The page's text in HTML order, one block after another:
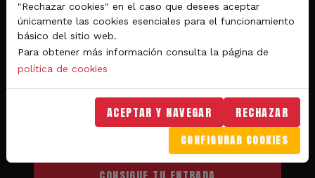
Del 28 al 30 de agosto 2026
Circuito de velocidad
GRAN PREMIO
MICHELIN® DE ARAGÓN
DE MOTOGP™ 2026
"Rechazar cookies" en el caso que desees aceptar
únicamente las cookies esenciales para el funcionamiento
básico del sitio web.
Para obtener más información consulta la página de
política de cookies
ACEPTAR Y NAVEGAR RECHAZAR
CONFIGURAR COOKIES